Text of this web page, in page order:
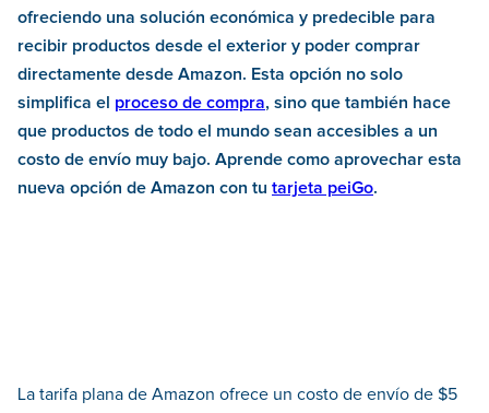
ofreciendo una solución económica y predecible para
recibir productos desde el exterior y poder comprar
directamente desde Amazon. Esta opción no solo
simplifica el proceso de compra, sino que también hace
que productos de todo el mundo sean accesibles a un
costo de envío muy bajo. Aprende como aprovechar esta
nueva opción de Amazon con tu tarjeta peiGo.
La tarifa plana de Amazon ofrece un costo de envío de $5